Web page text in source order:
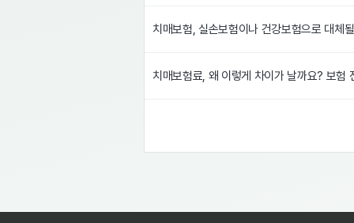
치매보험, 실손보험이나 건강보험으로 대체
치매보험료, 왜 이렇게 차이가 날까요? 보험